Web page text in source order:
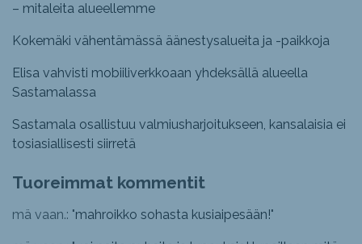
– mitaleita alueellemme
Kokemäki vähentämässä äänestysalueita ja -paikkoja
Elisa vahvisti mobiiliverkkoaan yhdeksällä alueella
Sastamalassa
Sastamala osallistuu valmiusharjoitukseen, kansalaisia ei
tosiasiallisesti siirretä
Tuoreimmat kommentit
mä vaan.: "mahroikko sohasta kusiaipesään!"